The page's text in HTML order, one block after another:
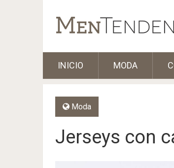
INICIO MODA
Moda
Jerseys con